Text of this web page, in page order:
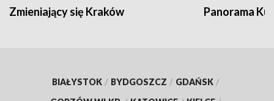
Zmieniający się Kraków Panorama
BIAŁYSTOK / BYDGOSZCZ / GDAŃSK /